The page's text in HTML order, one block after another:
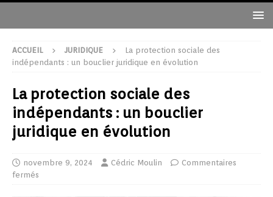
ACCUEIL JURIDIQUE
La protection sociale des
indépendants : un bouclier juridique en évolution
La protection sociale des
indépendants : un bouclier
juridique en évolution
novembre 9, 2024 Cédric Moulin
Commentaires
fermés